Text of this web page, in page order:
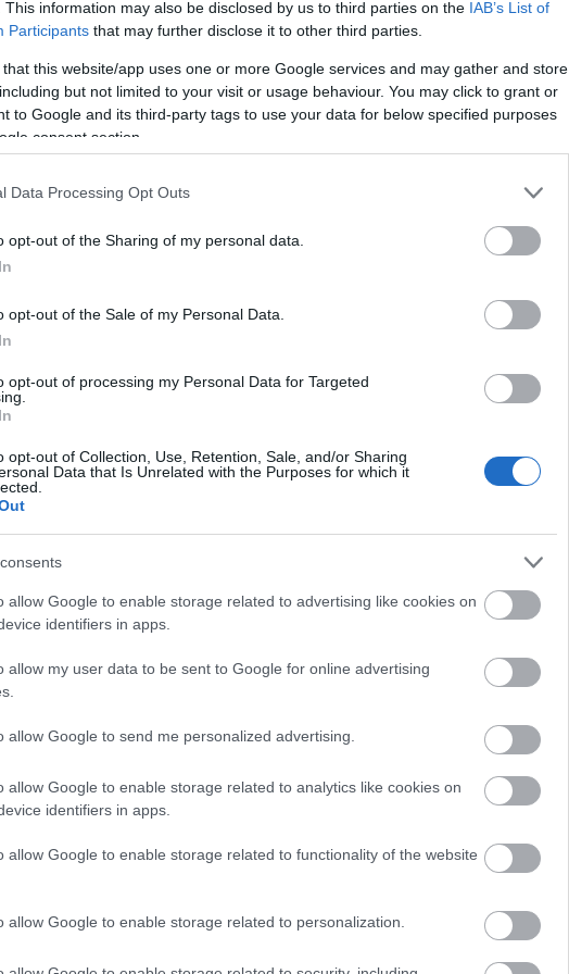
This information may also be disclosed by us to third parties on the IAB’s List of
Participants that may further disclose it to other third parties.
that this website/app uses one or more Google services and may gather and store
but not limited to your visit or usage behaviour. You may click to grant or
to Google and its third-party tags to use your data for below specified purposes
consent section.
Data Processing Opt Outs
opt-out of the Sharing of my personal data.
opt-out of the Sale of my Personal Data.
opt-out of processing my Personal Data for Targeted
opt-out of Collection, Use, Retention, Sale, and/or Sharing
Data that Is Unrelated with the Purposes for which it
allow Google to enable storage related to advertising like cookies on
identifiers in apps.
allow my user data to be sent to Google for online advertising
allow Google to send me personalized advertising.
allow Google to enable storage related to analytics like cookies on
identifiers in apps.
allow Google to enable storage related to functionality of the website
allow Google to enable storage related to personalization.
Ágnes Ugyanaz a kakas minden
képeslap: legyőz távolságot,átaludt
Centiket, amikkel másokatkötsz
emlékeiddel.Felveszed a sötét légzési…
autizmus autista adhd
autizmusspektrum
szólhat arról, hogy
évben bírd ki”
határhúzásról, a megengedő
körüli öngondoskodás kiemelt
ideje kb. 8-12 perc] A karácsonyi időszakban
nem kell idegrendszeri kissebbséghez
lehetünk kitéve. Legyen
TOVÁBB
Szólj hozzá!
autizmusspektrum Dr. Madarassy-Szücs Anna